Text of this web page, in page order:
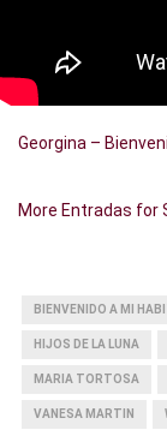
Georgina –
More Entradas for
BIENVENIDO A MI
HIJOS DE LA LUNA
MARIA TORTOSA
VANESA MARTIN